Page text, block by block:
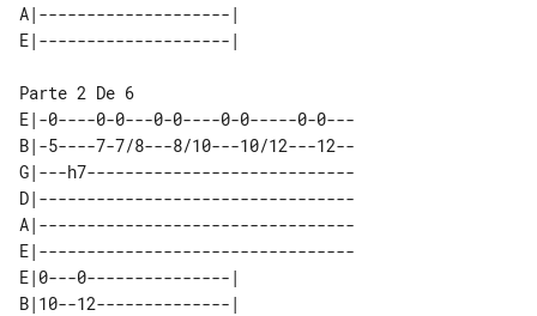
A|--------------------|
E|-0----0-0---0-0----0-0-----0-0---
B|-5----7-7/8---8/10---10/12---12--
G|---h7----------------------------
D|---------------------------------
A|---------------------------------
E|---------------------------------
E|0---0---------------|
B|10--12--------------|